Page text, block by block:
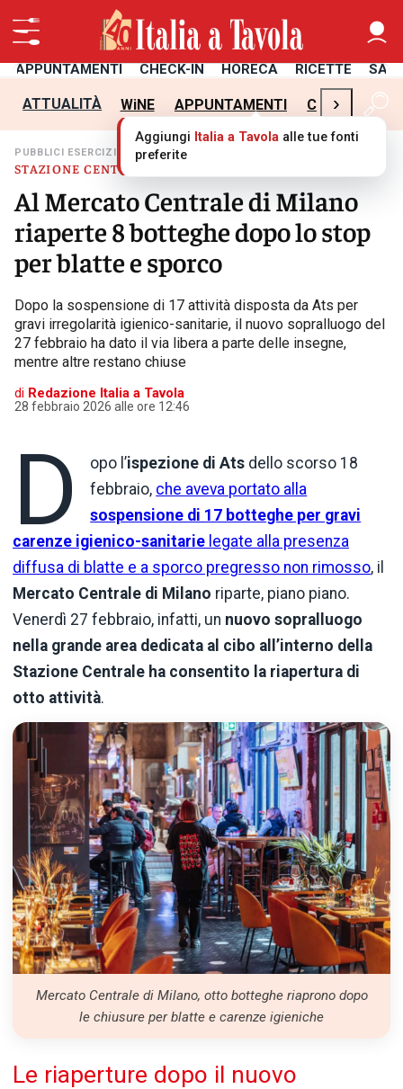
APPUNTAMENTI CHECK-IN HORECA RICETTE
ATTUALITÀ WiNE APPUNTAMENTI CHECK-IN
›
STAZIONE CENTRALE
PUBBLICI ESERCIZI TURISMO
Al Mercato Centrale di Milano
riaperte 8 botteghe dopo lo stop
per blatte e sporco
Dopo la sospensione di 17 attività disposta da Ats per
gravi irregolarità igienico-sanitarie, il nuovo sopralluogo del
27 febbraio ha dato il via libera a parte delle insegne,
mentre altre restano chiuse
di Redazione Italia a Tavola
28 febbraio 2026 alle ore 12:46
D opo l’ispezione di Ats dello scorso 18
febbraio, che aveva portato alla
sospensione di 17 botteghe per gravi
carenze igienico-sanitarie legate alla presenza
diffusa di blatte e a sporco pregresso non rimosso, il
Mercato Centrale di Milano riparte, piano piano.
Venerdì 27 febbraio, infatti, un nuovo sopralluogo
nella grande area dedicata al cibo all’interno della
Stazione Centrale ha consentito la riapertura di
otto attività.
Mercato Centrale di Milano, otto botteghe riaprono dopo
le chiusure per blatte e carenze igieniche
Le riaperture dopo il nuovo
Aggiungi Italia a Tavola alle tue fonti
preferite